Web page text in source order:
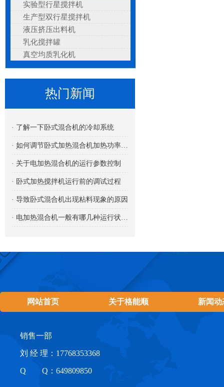
实验型行星搅拌机
生产型双行星搅拌机
液压挤压出料机
乳化搅拌罐
真空均质乳化机
热门新闻
· 了解一下卧式混合机的冷却系统
· 如何调节卧式加热混合机加热功率的大小
· 关于电加热混合机的运行参数控制
· 卧式加热搅拌机运行前的调试过程
· 导致卧式混合机出现粘料现象的原因
· 电加热混合机一般有哪几种运行状态？
网站首页 关于格能顺 新闻动
销售一部
刘 经 理：17768353368
Q Q：649809850